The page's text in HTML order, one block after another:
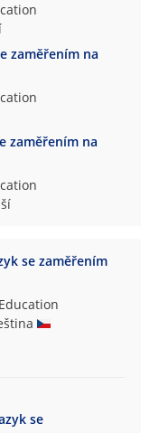
zaměřením na
zaměřením na
se zaměřením
se